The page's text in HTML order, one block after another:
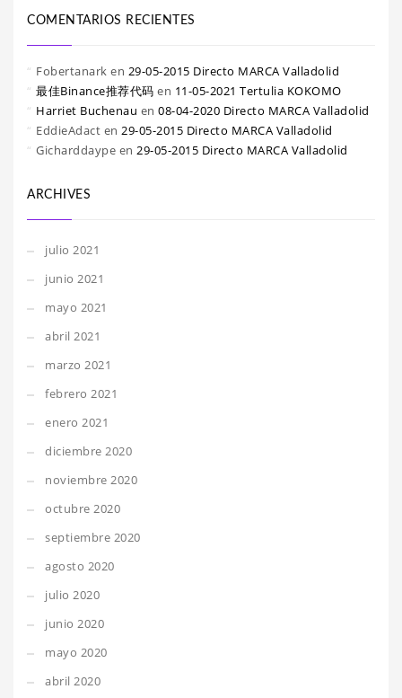
COMENTARIOS RECIENTES
Fobertanark en 29-05-2015 Directo MARCA Valladolid
最佳Binance推荐代码 en 11-05-2021 Tertulia KOKOMO
Harriet Buchenau en 08-04-2020 Directo MARCA Valladolid
EddieAdact en 29-05-2015 Directo MARCA Valladolid
Gicharddaype en 29-05-2015 Directo MARCA Valladolid
ARCHIVES
julio 2021
junio 2021
mayo 2021
abril 2021
marzo 2021
febrero 2021
enero 2021
diciembre 2020
noviembre 2020
octubre 2020
septiembre 2020
agosto 2020
julio 2020
junio 2020
mayo 2020
abril 2020